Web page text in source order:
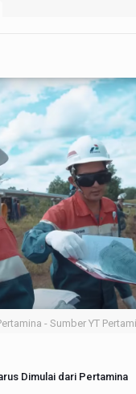
- Sumber YT
Dimulai dari Pertamina